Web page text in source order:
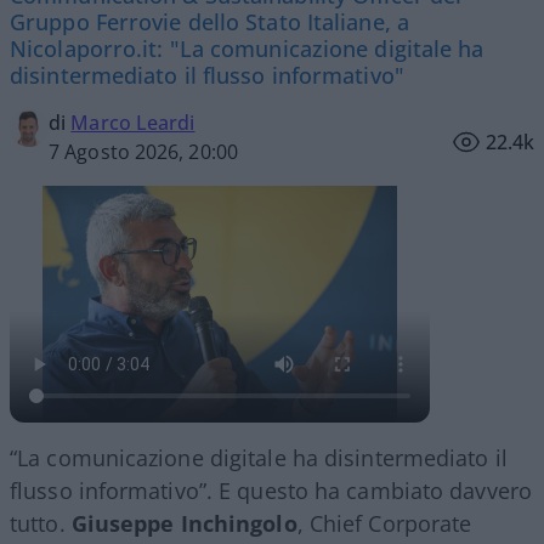
Gruppo Ferrovie dello Stato Italiane, a
Nicolaporro.it: "La comunicazione digitale ha
disintermediato il flusso informativo"
di Marco Leardi
7 Agosto 2026, 20:00
22.4k
“La comunicazione digitale ha disintermediato il
flusso informativo”. E questo ha cambiato davvero
tutto. Giuseppe Inchingolo, Chief Corporate